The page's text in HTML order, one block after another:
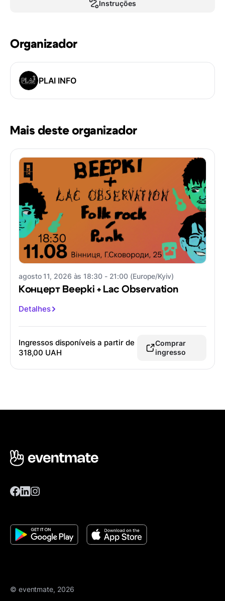
Instruções
Organizador
PLAI INFO
Mais deste organizador
agosto 11, 2026 às 18:30 - 21:00 (Europe/Kyiv)
Концерт Beepki + Lac Observation
Detalhes
Ingressos disponíveis a partir de
318,00 UAH
Comprar
ingresso
© eventmate, 2026